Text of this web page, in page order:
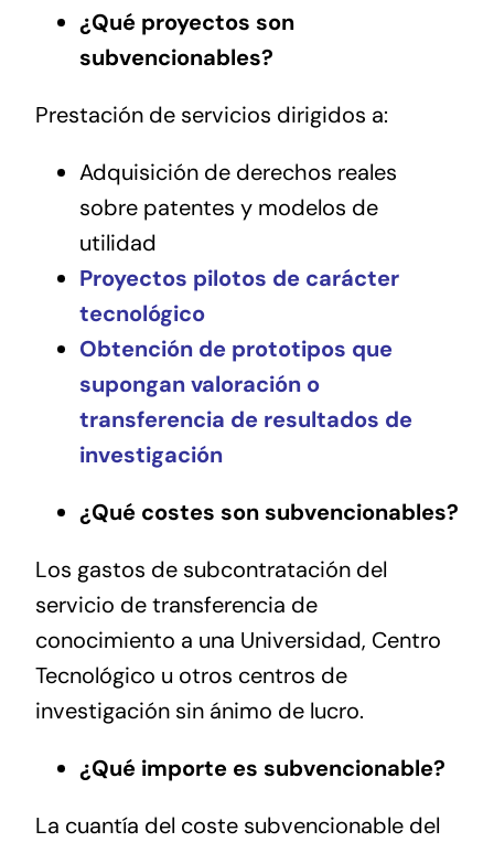
¿Qué proyectos son
subvencionables?
Prestación de servicios dirigidos a:
Adquisición de derechos reales
sobre patentes y modelos de
utilidad
Proyectos pilotos de carácter
tecnológico
Obtención de prototipos que
supongan valoración o
transferencia de resultados de
investigación
¿Qué costes son subvencionables?
Los gastos de subcontratación del
servicio de transferencia de
conocimiento a una Universidad, Centro
Tecnológico u otros centros de
investigación sin ánimo de lucro.
¿Qué importe es subvencionable?
La cuantía del coste subvencionable del